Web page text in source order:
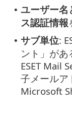
• ユーザー名
ス認証情報
• サブ単位:
ント」があ
ESET Mail
子メールア
Microsoft